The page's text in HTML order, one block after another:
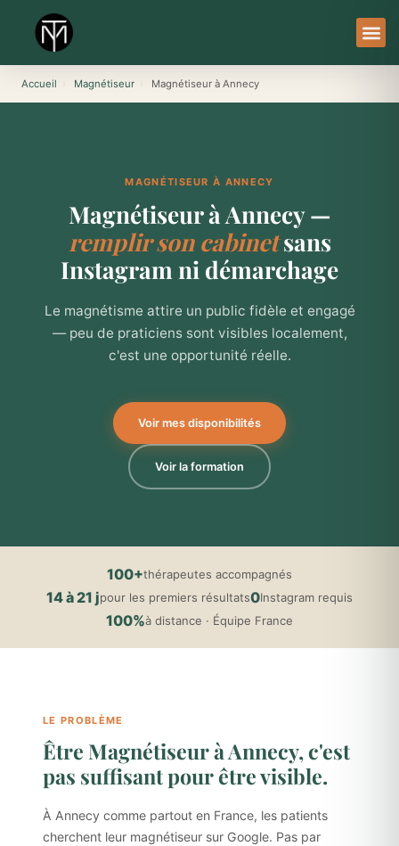
contenu
Accueil Magnétiseur Magnétiseur à Annecy
MAGNÉTISEUR À ANNECY
Magnétiseur à Annecy —
remplir son cabinetsans
Instagram ni démarchage
Le magnétisme attire un public fidèle et engagé
— peu de praticiens sont visibles localement,
c'est une opportunité réelle.
Voir mes disponibilités
Voir la formation
100+thérapeutes accompagnés
14 à 21 jpour les premiers résultats0Instagram requis
100%à distance · Équipe France
LE PROBLÈME
Être Magnétiseur à Annecy, c'est
pas suffisant pour être visible.
À Annecy comme partout en France, les patients
cherchent leur magnétiseur sur Google. Pas par